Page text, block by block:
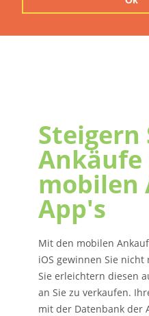
Steigern
mobilen
App's
Mit den mobilen
iOS gewinnen Sie
Sie erleichtern diesen
an Sie zu verkaufen.
mit der Datenbank der